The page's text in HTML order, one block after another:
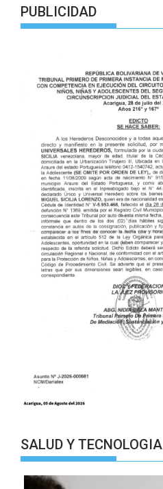
PUBLICIDAD
SALUD Y TECNOLOGIA